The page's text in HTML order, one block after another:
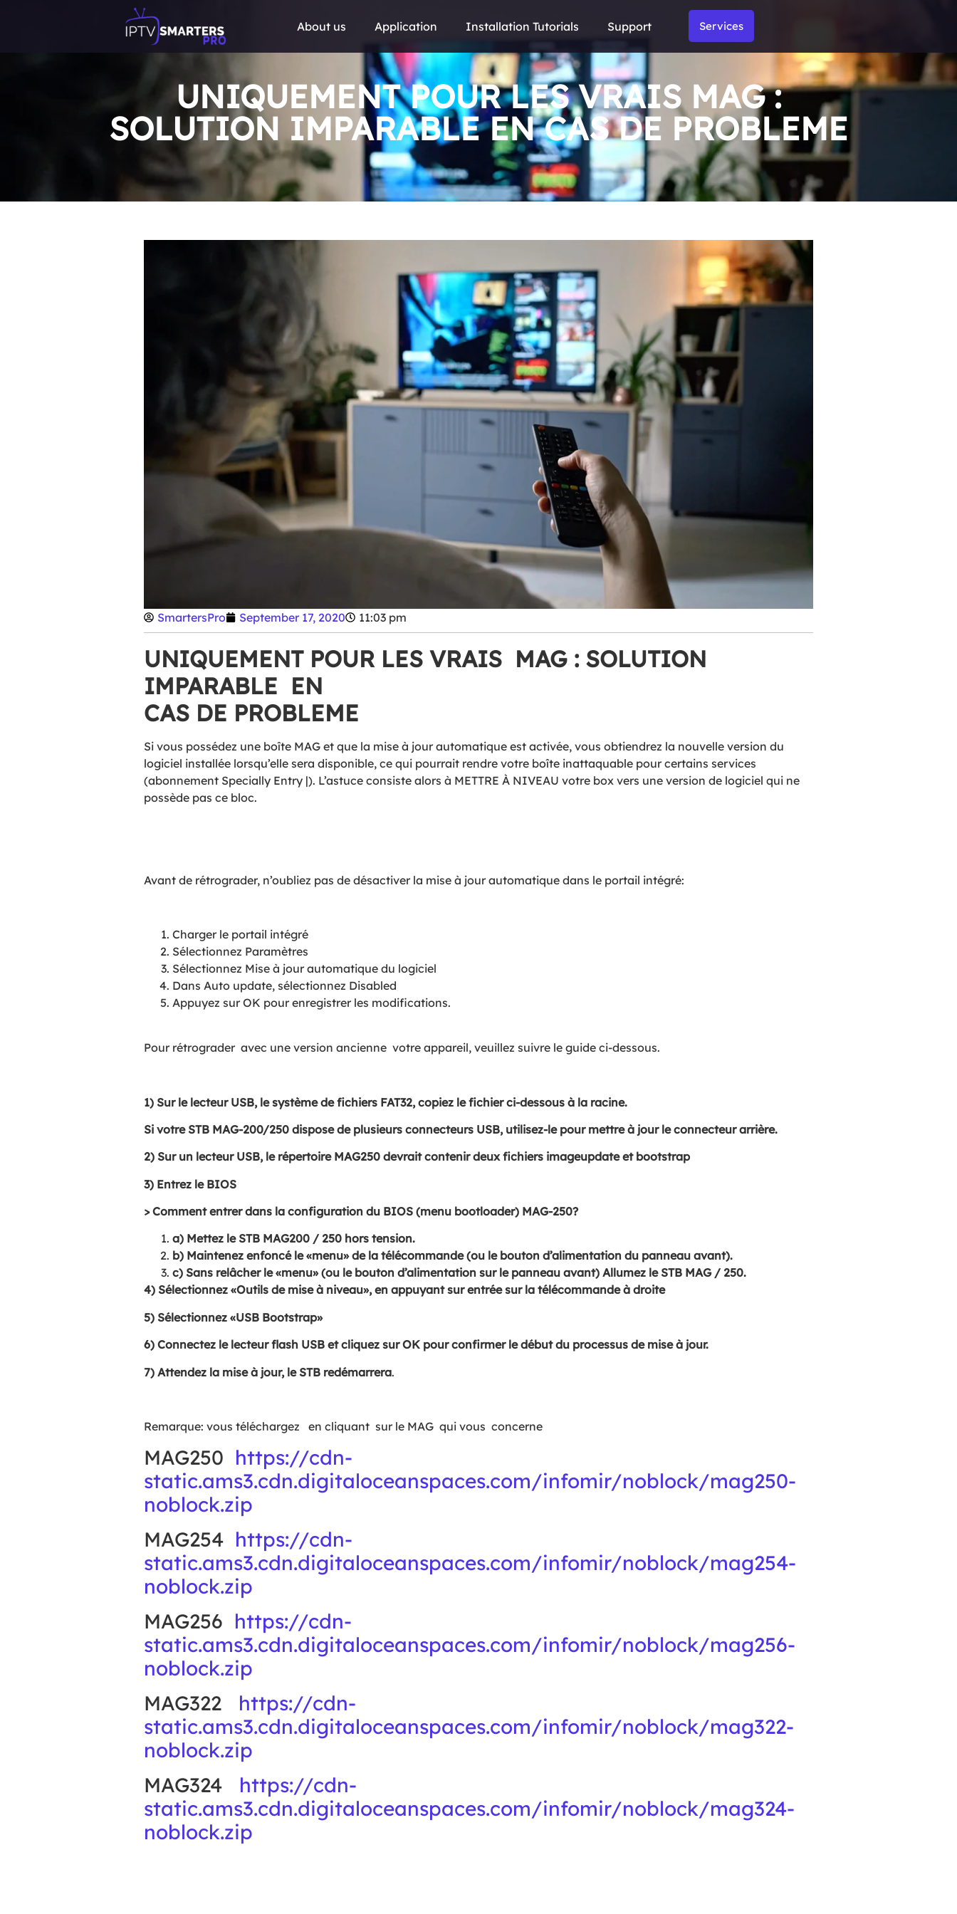
About us Application Installation Tutorials Support Services
UNIQUEMENT POUR LES VRAIS MAG :
SOLUTION IMPARABLE EN CAS DE PROBLEME
SmartersPro September 17, 2020 11:03 pm
UNIQUEMENT POUR LES VRAIS MAG : SOLUTION
IMPARABLE EN
CAS DE PROBLEME
Si vous possédez une boîte MAG et que la mise à jour automatique est activée, vous obtiendrez la nouvelle version du
logiciel installée lorsqu’elle sera disponible, ce qui pourrait rendre votre boîte inattaquable pour certains services
(abonnement Specially Entry |). L’astuce consiste alors à METTRE À NIVEAU votre box vers une version de logiciel qui ne
possède pas ce bloc.
Avant de rétrograder, n’oubliez pas de désactiver la mise à jour automatique dans le portail intégré:
Charger le portail intégré
Sélectionnez Paramètres
Sélectionnez Mise à jour automatique du logiciel
Dans Auto update, sélectionnez Disabled
Appuyez sur OK pour enregistrer les modifications.
Pour rétrograder avec une version ancienne votre appareil, veuillez suivre le guide ci-dessous.
1) Sur le lecteur USB, le système de fichiers FAT32, copiez le fichier ci-dessous à la racine.
Si votre STB MAG-200/250 dispose de plusieurs connecteurs USB, utilisez-le pour mettre à jour le connecteur arrière.
2) Sur un lecteur USB, le répertoire MAG250 devrait contenir deux fichiers imageupdate et bootstrap
3) Entrez le BIOS
> Comment entrer dans la configuration du BIOS (menu bootloader) MAG-250?
a) Mettez le STB MAG200 / 250 hors tension.
b) Maintenez enfoncé le «menu» de la télécommande (ou le bouton d’alimentation du panneau avant).
c) Sans relâcher le «menu» (ou le bouton d’alimentation sur le panneau avant) Allumez le STB MAG / 250.
4) Sélectionnez «Outils de mise à niveau», en appuyant sur entrée sur la télécommande à droite
5) Sélectionnez «USB Bootstrap»
6) Connectez le lecteur flash USB et cliquez sur OK pour confirmer le début du processus de mise à jour.
7) Attendez la mise à jour, le STB redémarrera.
Remarque: vous téléchargez en cliquant sur le MAG qui vous concerne
MAG250 https://cdn-
static.ams3.cdn.digitaloceanspaces.com/infomir/noblock/mag250-
noblock.zip
MAG254 https://cdn-
static.ams3.cdn.digitaloceanspaces.com/infomir/noblock/mag254-
noblock.zip
MAG256 https://cdn-
static.ams3.cdn.digitaloceanspaces.com/infomir/noblock/mag256-
noblock.zip
MAG322 https://cdn-
static.ams3.cdn.digitaloceanspaces.com/infomir/noblock/mag322-
noblock.zip
MAG324 https://cdn-
static.ams3.cdn.digitaloceanspaces.com/infomir/noblock/mag324-
noblock.zip